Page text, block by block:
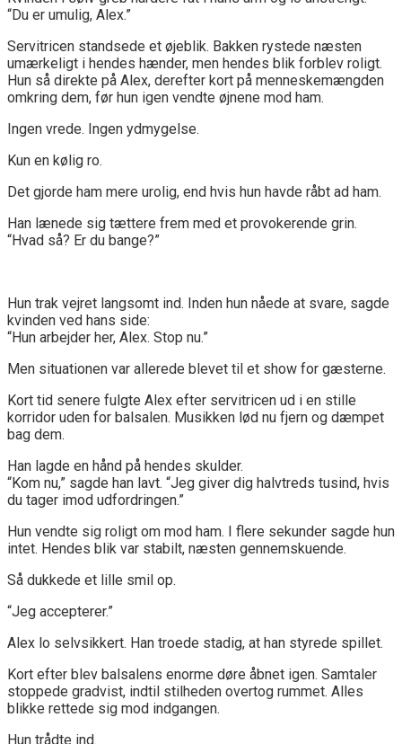
“Du er umulig, Alex.”
Servitricen standsede et øjeblik. Bakken rystede næsten
umærkeligt i hendes hænder, men hendes blik forblev roligt.
Hun så direkte på Alex, derefter kort på menneskemængden
omkring dem, før hun igen vendte øjnene mod ham.
Ingen vrede. Ingen ydmygelse.
Kun en kølig ro.
Det gjorde ham mere urolig, end hvis hun havde råbt ad ham.
Han lænede sig tættere frem med et provokerende grin.
“Hvad så? Er du bange?”
Hun trak vejret langsomt ind. Inden hun nåede at svare, sagde
kvinden ved hans side:
“Hun arbejder her, Alex. Stop nu.”
Men situationen var allerede blevet til et show for gæsterne.
Kort tid senere fulgte Alex efter servitricen ud i en stille
korridor uden for balsalen. Musikken lød nu fjern og dæmpet
bag dem.
Han lagde en hånd på hendes skulder.
“Kom nu,” sagde han lavt. “Jeg giver dig halvtreds tusind, hvis
du tager imod udfordringen.”
Hun vendte sig roligt om mod ham. I flere sekunder sagde hun
intet. Hendes blik var stabilt, næsten gennemskuende.
Så dukkede et lille smil op.
“Jeg accepterer.”
Alex lo selvsikkert. Han troede stadig, at han styrede spillet.
Kort efter blev balsalens enorme døre åbnet igen. Samtaler
stoppede gradvist, indtil stilheden overtog rummet. Alles
blikke rettede sig mod indgangen.
Hun trådte ind.